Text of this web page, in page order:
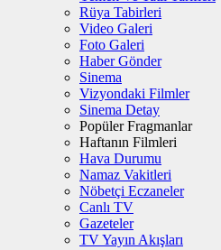
Rüya Tabirleri
Video Galeri
Foto Galeri
Haber Gönder
Sinema
Vizyondaki Filmler
Sinema Detay
Popüler Fragmanlar
Haftanın Filmleri
Hava Durumu
Namaz Vakitleri
Nöbetçi Eczaneler
Canlı TV
Gazeteler
TV Yayın Akışları